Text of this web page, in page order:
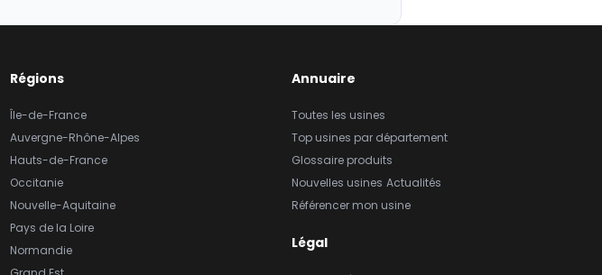
Régions
Île-de-France
Auvergne-Rhône-Alpes
Hauts-de-France
Occitanie
Nouvelle-Aquitaine
Pays de la Loire
Normandie
Annuaire
Toutes les usines
Top usines par département
Glossaire produits
Nouvelles usines Actualités
Référencer mon usine
Légal